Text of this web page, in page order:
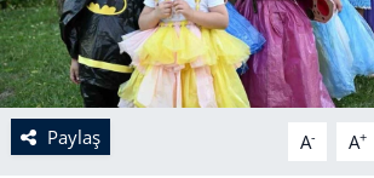
Paylaş A- A+